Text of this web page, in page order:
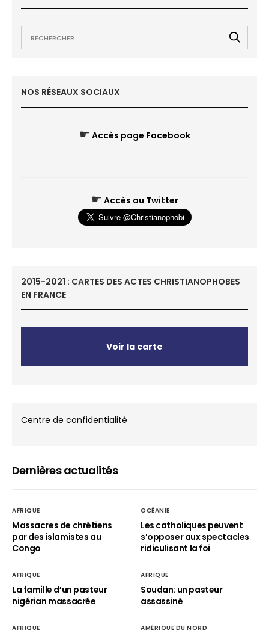
NOS RÉSEAUX SOCIAUX
☛ Accès page Facebook
☛ Accès au Twitter
2015-2021 : CARTES DES ACTES CHRISTIANOPHOBES
EN FRANCE
Voir la carte
Centre de confidentialité
Dernières actualités
AFRIQUE
Massacres de chrétiens
par des islamistes au
Congo
OCÉANIE
Les catholiques peuvent
s’opposer aux spectacles
ridiculisant la foi
AFRIQUE
La famille d’un pasteur
nigérian massacrée
AFRIQUE
Soudan: un pasteur
assassiné
AFRIQUE AMÉRIQUE DU NORD